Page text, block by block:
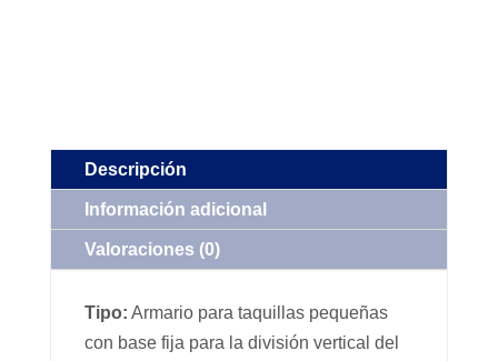
Descripción
Información adicional
Valoraciones (0)
Tipo: Armario para taquillas pequeñas
con base fija para la división vertical del